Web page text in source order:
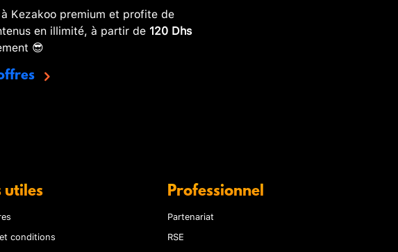
Kezakoo premium et profite de
en illimité, à partir de 120 Dhs
😎
utiles
conditions
Professionnel
Partenariat
RSE